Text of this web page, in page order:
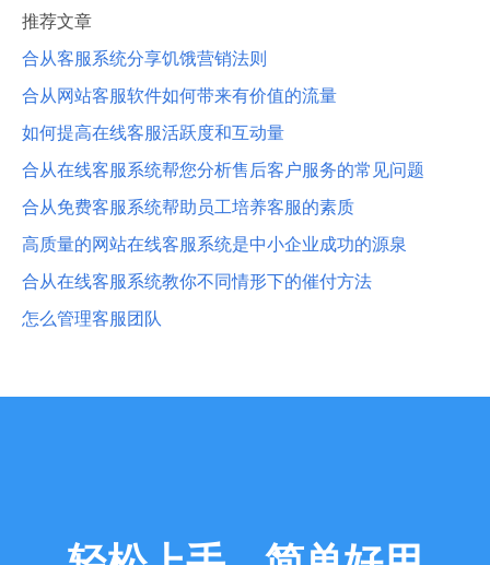
推荐文章
合从客服系统分享饥饿营销法则
合从网站客服软件如何带来有价值的流量
如何提高在线客服活跃度和互动量
合从在线客服系统帮您分析售后客户服务的常见问题
合从免费客服系统帮助员工培养客服的素质
高质量的网站在线客服系统是中小企业成功的源泉
合从在线客服系统教你不同情形下的催付方法
怎么管理客服团队